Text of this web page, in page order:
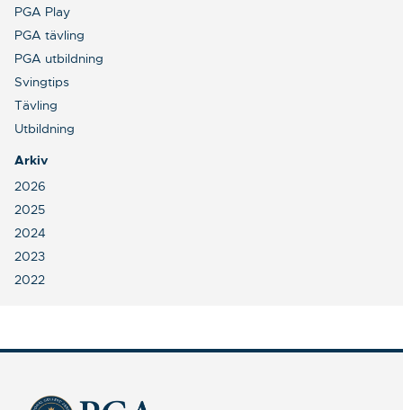
PGA Play
PGA tävling
PGA utbildning
Svingtips
Tävling
Utbildning
Arkiv
2026
2025
2024
2023
2022